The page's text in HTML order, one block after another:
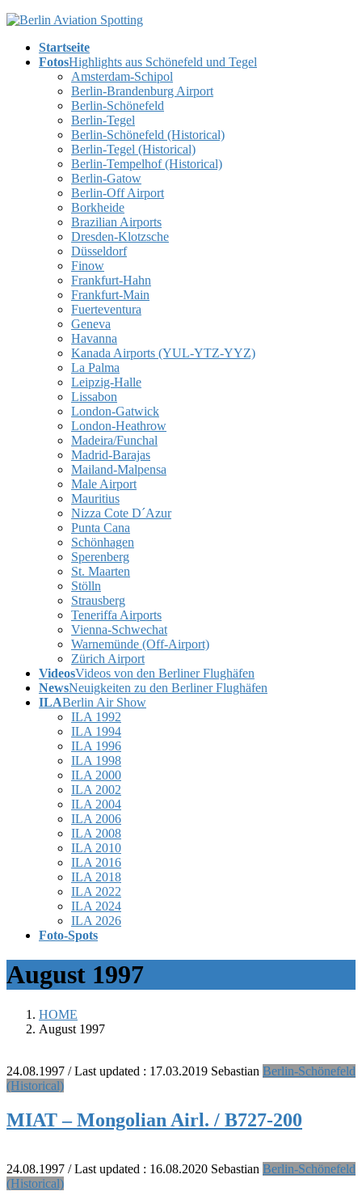
Skip
content
Skip
Navigation
Startseite
FotosHighlights aus Schönefeld und Tegel
Amsterdam-Schipol
Berlin-Brandenburg Airport
Berlin-Schönefeld
Berlin-Tegel
Berlin-Schönefeld (Historical)
Berlin-Tegel (Historical)
Berlin-Tempelhof (Historical)
Berlin-Gatow
Berlin-Off Airport
Borkheide
Brazilian Airports
Dresden-Klotzsche
Düsseldorf
Finow
Frankfurt-Hahn
Frankfurt-Main
Fuerteventura
Geneva
Havanna
Kanada Airports (YUL-YTZ-YYZ)
La Palma
Leipzig-Halle
Lissabon
London-Gatwick
London-Heathrow
Madeira/Funchal
Madrid-Barajas
Mailand-Malpensa
Male Airport
Mauritius
Nizza Cote D´Azur
Punta Cana
Schönhagen
Sperenberg
St. Maarten
Stölln
Strausberg
Teneriffa Airports
Vienna-Schwechat
Warnemünde (Off-Airport)
Zürich Airport
VideosVideos von den Berliner Flughäfen
NewsNeuigkeiten zu den Berliner Flughäfen
ILABerlin Air Show
ILA 1992
ILA 1994
ILA 1996
ILA 1998
ILA 2000
ILA 2002
ILA 2004
ILA 2006
ILA 2008
ILA 2010
ILA 2016
ILA 2018
ILA 2022
ILA 2024
ILA 2026
Foto-Spots
August 1997
HOME
August 1997
24.08.1997 / Last updated : 17.03.2019 Sebastian Berlin-Schönefeld
(Historical)
MIAT – Mongolian Airl. / B727-200
24.08.1997 / Last updated : 16.08.2020 Sebastian Berlin-Schönefeld
(Historical)